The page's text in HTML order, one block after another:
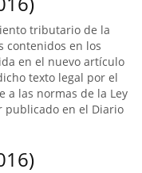
tributario de la
contenidos en los
en el nuevo artículo
texto legal por el
a las normas de la Ley
publicado en el Diario